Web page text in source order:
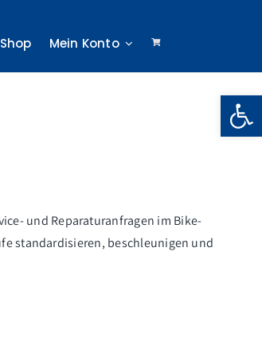
Shop Mein Konto
und Reparaturanfragen im Bike-
standardisieren, beschleunigen und